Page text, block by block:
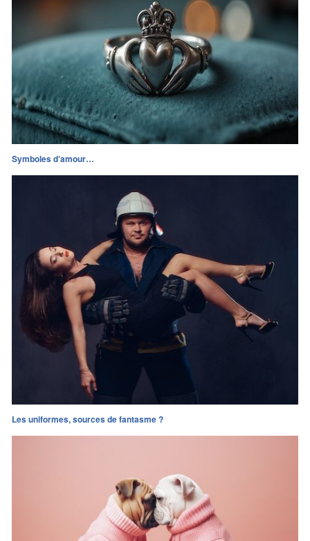
Symboles d’amour…
Les uniformes, sources de fantasme ?